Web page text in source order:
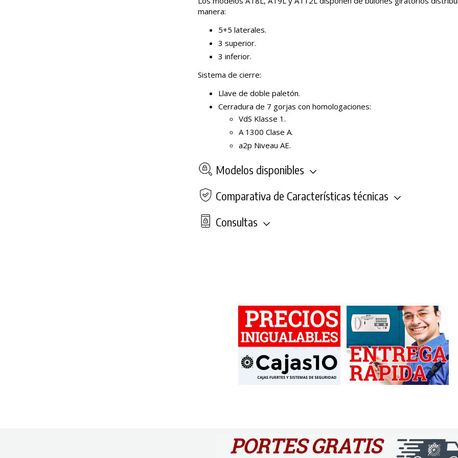
manera:
5+5 laterales.
3 superior.
3 inferior.
Sistema de cierre:
Llave de doble paletón.
Cerradura de 7 gorjas con homologaciones:
VdS Klasse 1.
A 1300 Clase A.
a2p Niveau AE.
Modelos disponibles
Comparativa de Características técnicas
Consultas